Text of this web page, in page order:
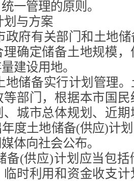
一管理的原则。
与方案
有关部门和土地储
理确定储备土地规模
建设用地。
备实行计划管理。
等部门，根据本市国
、城市总体规划、近
度土地储备(供应)计
体向社会公布。
(供应)计划应当包括
临时利用和资金收支